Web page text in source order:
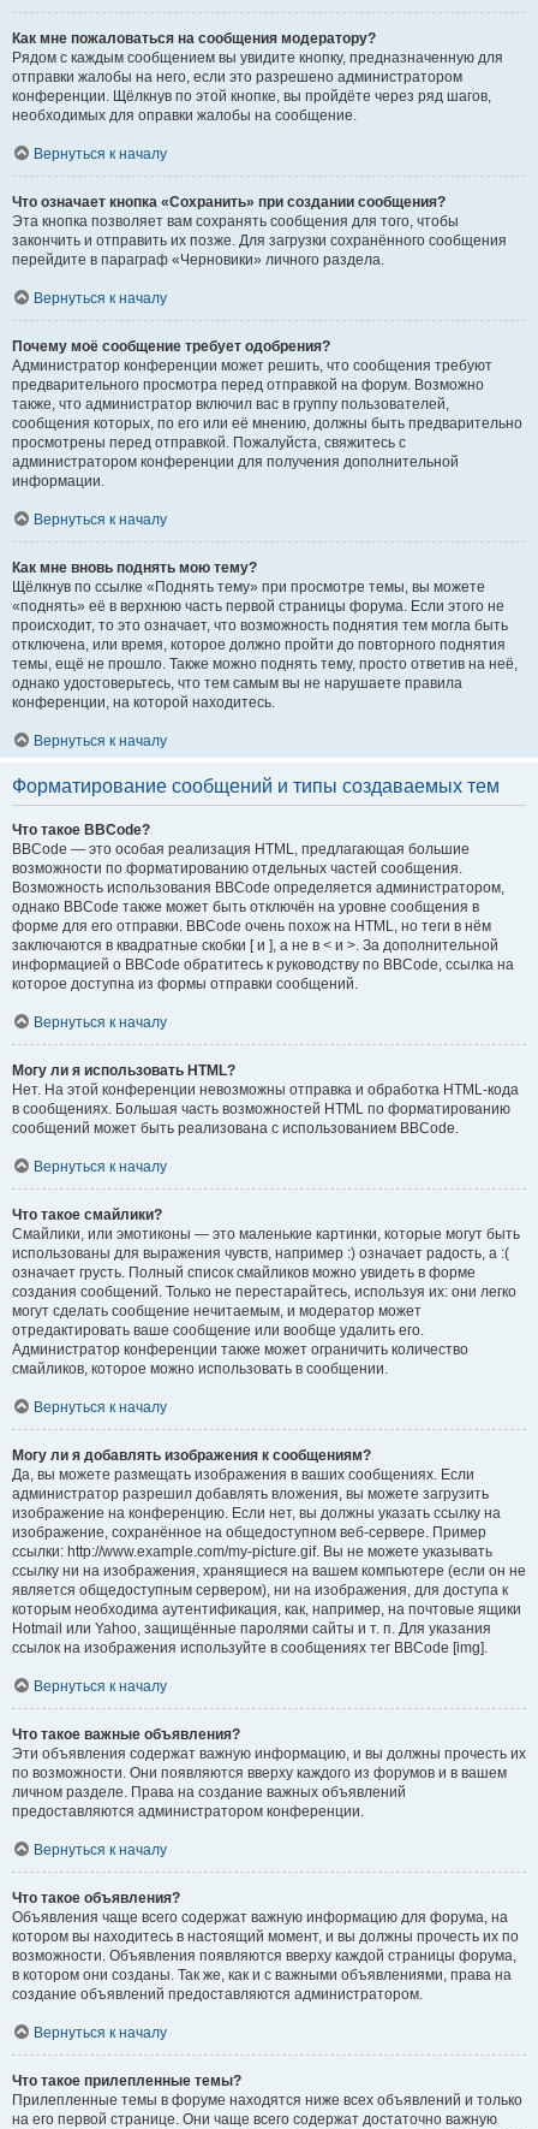
Как мне пожаловаться на сообщения модератору?
Рядом с каждым сообщением вы увидите кнопку, предназначенную для
отправки жалобы на него, если это разрешено администратором
конференции. Щёлкнув по этой кнопке, вы пройдёте через ряд шагов,
необходимых для оправки жалобы на сообщение.
Вернуться к началу
Что означает кнопка «Сохранить» при создании сообщения?
Эта кнопка позволяет вам сохранять сообщения для того, чтобы
закончить и отправить их позже. Для загрузки сохранённого сообщения
перейдите в параграф «Черновики» личного раздела.
Вернуться к началу
Почему моё сообщение требует одобрения?
Администратор конференции может решить, что сообщения требуют
предварительного просмотра перед отправкой на форум. Возможно
также, что администратор включил вас в группу пользователей,
сообщения которых, по его или её мнению, должны быть предварительно
просмотрены перед отправкой. Пожалуйста, свяжитесь с
администратором конференции для получения дополнительной
информации.
Вернуться к началу
Как мне вновь поднять мою тему?
Щёлкнув по ссылке «Поднять тему» при просмотре темы, вы можете
«поднять» её в верхнюю часть первой страницы форума. Если этого не
происходит, то это означает, что возможность поднятия тем могла быть
отключена, или время, которое должно пройти до повторного поднятия
темы, ещё не прошло. Также можно поднять тему, просто ответив на неё,
однако удостоверьтесь, что тем самым вы не нарушаете правила
конференции, на которой находитесь.
Вернуться к началу
Форматирование сообщений и типы создаваемых тем
Что такое BBCode?
BBCode — это особая реализация HTML, предлагающая большие
возможности по форматированию отдельных частей сообщения.
Возможность использования BBCode определяется администратором,
однако BBCode также может быть отключён на уровне сообщения в
форме для его отправки. BBCode очень похож на HTML, но теги в нём
заключаются в квадратные скобки [ и ], а не в < и >. За дополнительной
информацией о BBCode обратитесь к руководству по BBCode, ссылка на
которое доступна из формы отправки сообщений.
Вернуться к началу
Могу ли я использовать HTML?
Нет. На этой конференции невозможны отправка и обработка HTML-кода
в сообщениях. Большая часть возможностей HTML по форматированию
сообщений может быть реализована с использованием BBCode.
Вернуться к началу
Что такое смайлики?
Смайлики, или эмотиконы — это маленькие картинки, которые могут быть
использованы для выражения чувств, например :) означает радость, а :(
означает грусть. Полный список смайликов можно увидеть в форме
создания сообщений. Только не перестарайтесь, используя их: они легко
могут сделать сообщение нечитаемым, и модератор может
отредактировать ваше сообщение или вообще удалить его.
Администратор конференции также может ограничить количество
смайликов, которое можно использовать в сообщении.
Вернуться к началу
Могу ли я добавлять изображения к сообщениям?
Да, вы можете размещать изображения в ваших сообщениях. Если
администратор разрешил добавлять вложения, вы можете загрузить
изображение на конференцию. Если нет, вы должны указать ссылку на
изображение, сохранённое на общедоступном веб-сервере. Пример
ссылки: http://www.example.com/my-picture.gif. Вы не можете указывать
ссылку ни на изображения, хранящиеся на вашем компьютере (если он не
является общедоступным сервером), ни на изображения, для доступа к
которым необходима аутентификация, как, например, на почтовые ящики
Hotmail или Yahoo, защищённые паролями сайты и т. п. Для указания
ссылок на изображения используйте в сообщениях тег BBCode [img].
Вернуться к началу
Что такое важные объявления?
Эти объявления содержат важную информацию, и вы должны прочесть их
по возможности. Они появляются вверху каждого из форумов и в вашем
личном разделе. Права на создание важных объявлений
предоставляются администратором конференции.
Вернуться к началу
Что такое объявления?
Объявления чаще всего содержат важную информацию для форума, на
котором вы находитесь в настоящий момент, и вы должны прочесть их по
возможности. Объявления появляются вверху каждой страницы форума,
в котором они созданы. Так же, как и с важными объявлениями, права на
создание объявлений предоставляются администратором.
Вернуться к началу
Что такое прилепленные темы?
Прилепленные темы в форуме находятся ниже всех объявлений и только
на его первой странице. Они чаще всего содержат достаточно важную